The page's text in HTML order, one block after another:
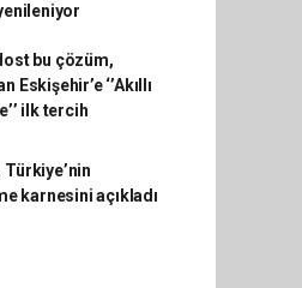
bu çözüm,
Eskişehir’e ‘’Akıllı
ilk tercih
Türkiye’nin
karnesini açıkladı